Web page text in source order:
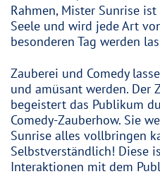
Rahmen, Mister Sunrise
Seele und wird jede Art
besonderen Tag werden
Zauberei und Comedy
und amüsant werden. Der
begeistert das Publikum
Comedy-Zauberhow. Sie
Sunrise alles vollbringen
Selbstverständlich! Diese
Interaktionen mit dem